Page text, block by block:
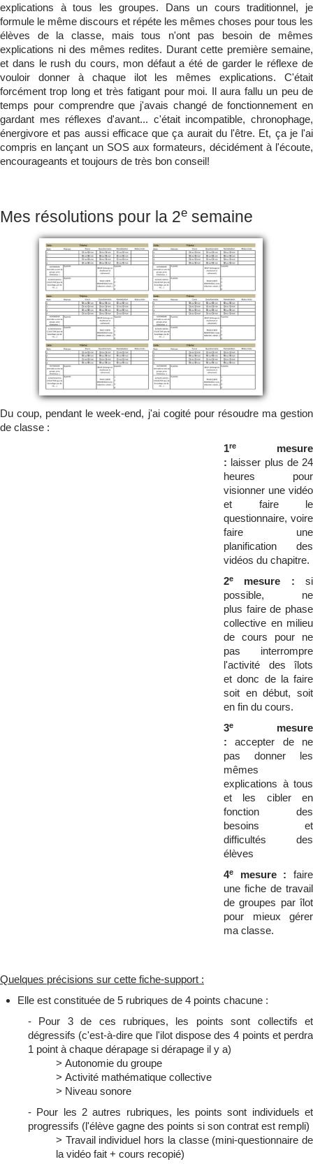
explications à tous les groupes. Dans un cours traditionnel, je
formule le même discours et répéte les mêmes choses pour tous les
élèves de la classe, mais tous n'ont pas besoin de mêmes
explications ni des mêmes redites. Durant cette première semaine,
et dans le rush du cours, mon défaut a été de garder le réflexe de
vouloir donner à chaque ilot les mêmes explications. C'était
forcément trop long et très fatigant pour moi. Il aura fallu un peu de
temps pour comprendre que j'avais changé de fonctionnement en
gardant mes réflexes d'avant... c'était incompatible, chronophage,
énergivore et pas aussi efficace que ça aurait du l'être. Et, ça je l'ai
compris en lançant un SOS aux formateurs, décidément à l'écoute,
encourageants et toujours de très bon conseil!
Mes résolutions pour la 2e semaine
Du coup, pendant le week-end, j'ai cogité pour résoudre ma gestion
de classe :
1re
mesure
: laisser plus de 24
heures pour
visionner une vidéo
et faire le
questionnaire, voire
faire une
planification des
vidéos du chapitre.
2e mesure : si
possible, ne
plus faire de phase
collective en milieu
de cours pour ne
pas interrompre
l'activité des îlots
et donc de la faire
soit en début, soit
en fin du cours.
3e
mesure
: accepter de ne
pas donner les
mêmes
explications à tous
et les cibler en
fonction des
besoins et
difficultés des
élèves
4e mesure : faire
une fiche de travail
de groupes par îlot
pour mieux gérer
ma classe.
Quelques précisions sur cette fiche-support :
Elle est constituée de 5 rubriques de 4 points chacune :
- Pour 3 de ces rubriques, les points sont collectifs et
dégressifs (c'est-à-dire que l'ilot dispose des 4 points et perdra
1 point à chaque dérapage si dérapage il y a)
> Autonomie du groupe
> Activité mathématique collective
> Niveau sonore
- Pour les 2 autres rubriques, les points sont individuels et
progressifs (l'élève gagne des points si son contrat est rempli)
> Travail individuel hors la classe (mini-questionnaire de
la vidéo fait + cours recopié)